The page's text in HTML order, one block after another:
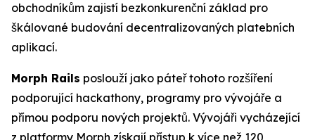
obchodníkům zajistí bezkonkurenční základ pro
škálované budování decentralizovaných platebních
aplikací.
Morph Rails poslouží jako páteř tohoto rozšíření
podporující hackathony, programy pro vývojáře a
přímou podporu nových projektů. Vývojáři vycházející